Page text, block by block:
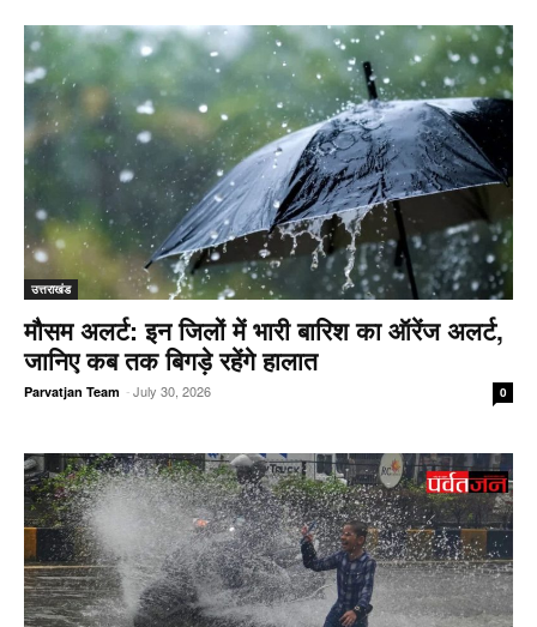
उत्तराखंड
मौसम अलर्ट: इन जिलों में भारी बारिश का ऑरेंज अलर्ट,
जानिए कब तक बिगड़े रहेंगे हालात
Parvatjan Team -July 30, 2026 0